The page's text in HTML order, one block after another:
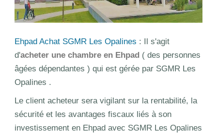
Ehpad Achat SGMR Les Opalines : Il s'agit
d'acheter une chambre en Ehpad ( des personnes
âgées dépendantes ) qui est gérée par SGMR Les
Opalines .
Le client acheteur sera vigilant sur la rentabilité, la
sécurité et les avantages fiscaux liés à son
investissement en Ehpad avec SGMR Les Opalines